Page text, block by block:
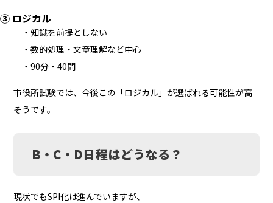
③ ロジカル
・知識を前提としない
・数的処理・文章理解など中心
・90分・40問
市役所試験では、今後この「ロジカル」が選ばれる可能性が高
そうです。
B・C・D日程はどうなる？
現状でもSPI化は進んでいますが、